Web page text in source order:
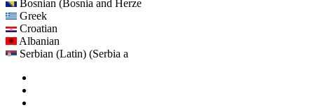
Bosnian (Bosnia and Herze
Greek
Croatian
Albanian
Serbian (Latin) (Serbia a